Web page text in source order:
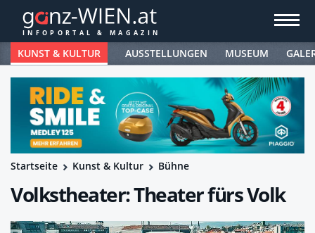
KUNST & KULTUR AUSSTELLUNGEN MUSEUM
Startseite Kunst & Kultur Bühne
Volkstheater: Theater fürs Volk